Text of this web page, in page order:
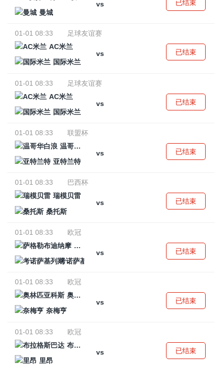
vs
曼城
已结束
01-01 08:33
足球友谊赛
AC米兰
vs
国际米兰
已结束
01-01 08:33
足球友谊赛
AC米兰
vs
国际米兰
已结束
01-01 08:33
联盟杯
温哥华白浪
vs
亚特兰特
已结束
01-01 08:33
巴西杯
瑞模贝雷
vs
桑托斯
已结束
01-01 08:33
欧冠
萨格勒布迪纳摩
vs
考诺萨基列斯
已结束
01-01 08:33
欧冠
奥林匹亚科斯
vs
奈梅亨
已结束
01-01 08:33
欧冠
布拉格斯巴达
vs
里昂
已结束